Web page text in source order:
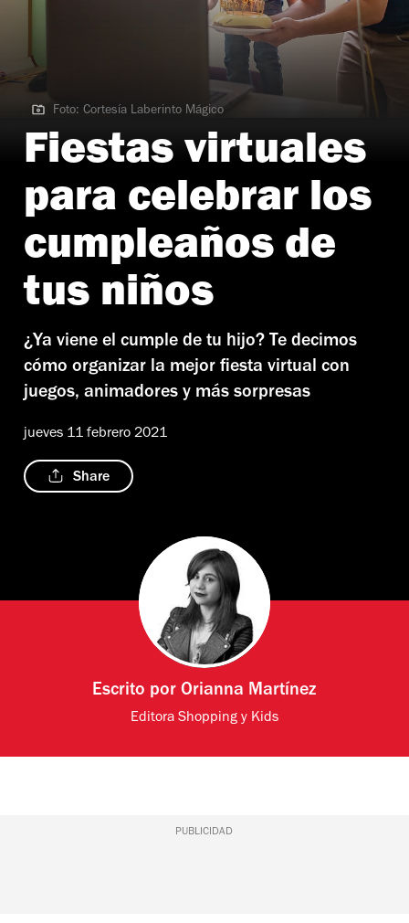
Foto: Cortesía Laberinto Mágico
Foto: Cortesía Laberinto Mágico
Fiestas virtuales
para celebrar los
cumpleaños de
tus niños
¿Ya viene el cumple de tu hijo? Te decimos
cómo organizar la mejor fiesta virtual con
juegos, animadores y más sorpresas
jueves 11 febrero 2021
Share
Escrito porOrianna Martínez
Editora Shopping y Kids
PUBLICIDAD